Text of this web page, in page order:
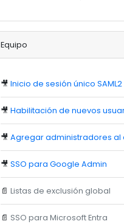
Equipo
🎥Inicio de sesión único SAML2
🎥Habilitación de nuevos
🎥Agregar administradores al
🎥SSO para Google Admin
📄Listas de exclusión global
📄 SSO para Microsoft Entra